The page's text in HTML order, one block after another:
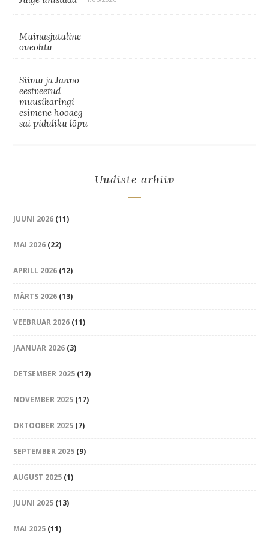
Muinasjutuline
õueõhtu
Siimu ja Janno
eestveetud
muusikaringi
esimene hooaeg
sai piduliku lõpu
Uudiste arhiiv
JUUNI 2026 (11)
MAI 2026 (22)
APRILL 2026 (12)
MÄRTS 2026 (13)
VEEBRUAR 2026 (11)
JAANUAR 2026 (3)
DETSEMBER 2025 (12)
NOVEMBER 2025 (17)
OKTOOBER 2025 (7)
SEPTEMBER 2025 (9)
AUGUST 2025 (1)
JUUNI 2025 (13)
MAI 2025 (11)